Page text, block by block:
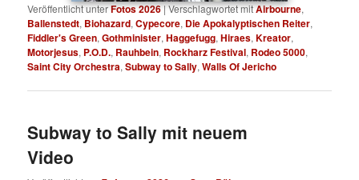
Veröffentlicht unterFotos 2026|Verschlagwortet mitAirbourne,
Ballenstedt, Biohazard,Cypecore, Die Apokalyptischen Reiter,
Fiddler's Green,Gothminister,Haggefugg,Hiraes,Kreator,
Motorjesus, P.O.D., Rauhbein, Rockharz Festival, Rodeo 5000,
Saint City Orchestra,Subway to Sally,Walls Of Jericho
Subway to Sally mit neuem
Video